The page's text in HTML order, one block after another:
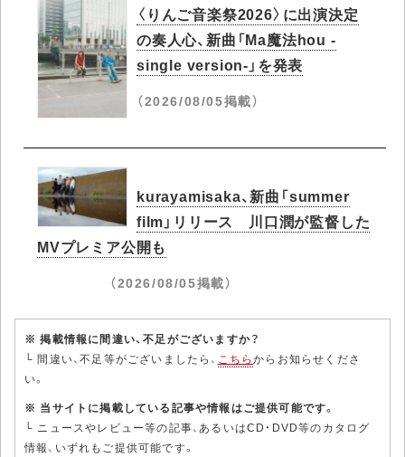
〈りんご音楽祭2026〉に出演決定
の奏人心、新曲「Ma魔法hou -
single version-」を発表
（2026/08/05掲載）
kurayamisaka、新曲「summer
film」リリース 川口潤が監督した
MVプレミア公開も
（2026/08/05掲載）
※ 掲載情報に間違い、不足がございますか？
└ 間違い、不足等がございましたら、 こちらからお知らせくださ
い。
※ 当サイトに掲載している記事や情報はご提供可能です。
└ ニュースやレビュー等の記事、あるいはCD・DVD等のカタログ
情報、いずれもご提供可能です。